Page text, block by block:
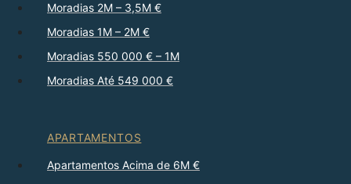
Moradias 2M – 3,5M €
Moradias 1M – 2M €
Moradias 550 000 € – 1M
Moradias Até 549 000 €
APARTAMENTOS
Apartamentos Acima de 6M €